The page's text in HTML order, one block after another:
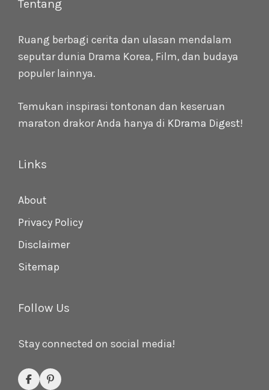
Tentang
Ruang berbagi cerita dan ulasan mendalam
seputar dunia Drama Korea, Film, dan budaya
populer lainnya.
Temukan inspirasi tontonan dan keseruan
maraton drakor Anda hanya di KDrama Digest!
Links
About
Privacy Policy
Disclaimer
Sitemap
Follow Us
Stay connected on social media!